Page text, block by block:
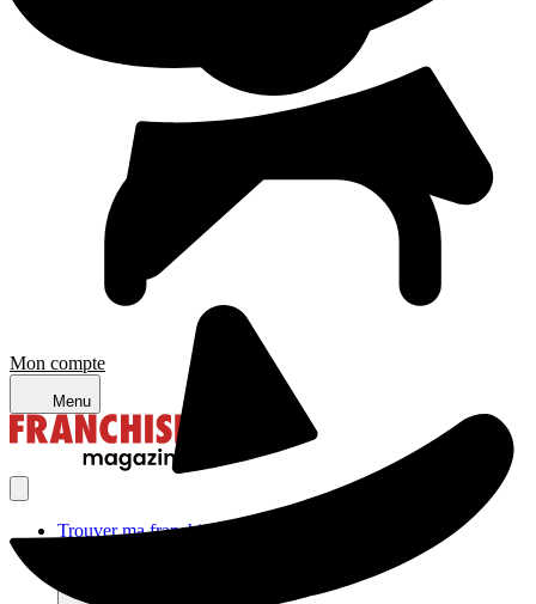
Mon compte
Menu
Trouver ma franchise